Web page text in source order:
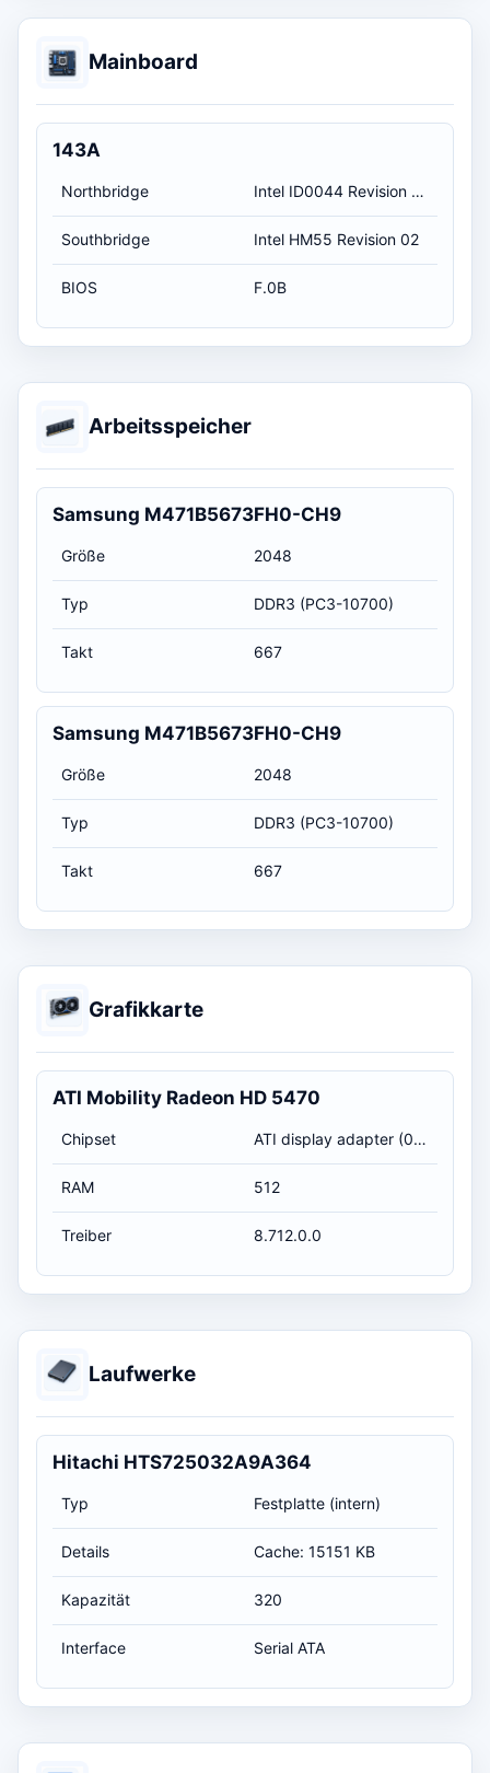
Mainboard
143A
Northbridge Intel ID0044 Revision 02
Southbridge Intel HM55 Revision 02
BIOS F.0B
Arbeitsspeicher
Samsung M471B5673FH0-CH9
Größe 2048
Typ DDR3 (PC3-10700)
Takt 667
Samsung M471B5673FH0-CH9
Größe 2048
Typ DDR3 (PC3-10700)
Takt 667
Grafikkarte
ATI Mobility Radeon HD 5470
Chipset ATI display adapter (0x68E0)
RAM 512
Treiber 8.712.0.0
Laufwerke
Hitachi HTS725032A9A364
Typ Festplatte (intern)
Details Cache: 15151 KB
Kapazität 320
Interface Serial ATA